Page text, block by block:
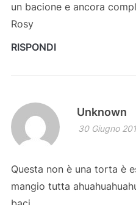
un bacione e ancora
Rosy
RISPONDI
Unknown
30 Giugno
Questa non è una torta è
mangio tutta